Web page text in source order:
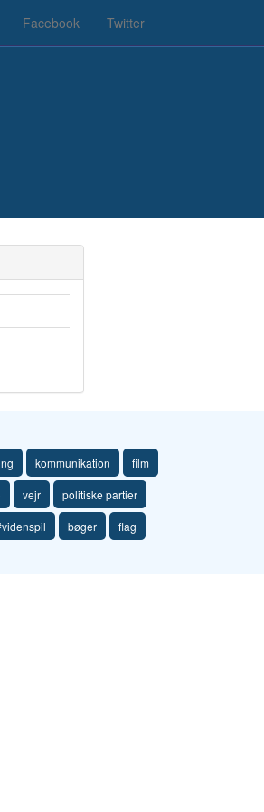
Facebook Twitter
kommunikation film
vejr politiske partier
bøger flag